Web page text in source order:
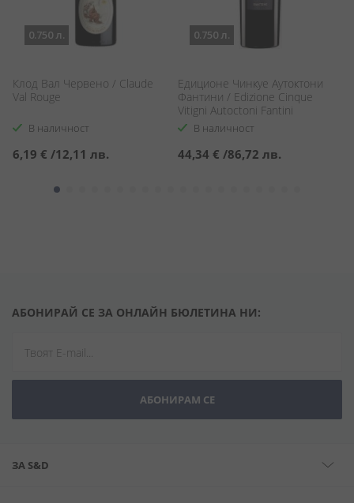
0.750 л.
Клод Вал Червено / Claude
Val Rouge
В наличност
6,19 € /12,11 лв.
0.750 л.
Едиционе Чинкуе Аутоктони
Фантини / Edizione Cinque
Vitigni Autoctoni Fantini
В наличност
44,34 € /86,72 лв.
АБОНИРАЙ СЕ ЗА ОНЛАЙН БЮЛЕТИНА НИ:
АБОНИРАМ СЕ
ЗА S&D